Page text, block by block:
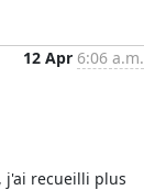
12 Apr 6:06 a.m.
j'ai recueilli plus